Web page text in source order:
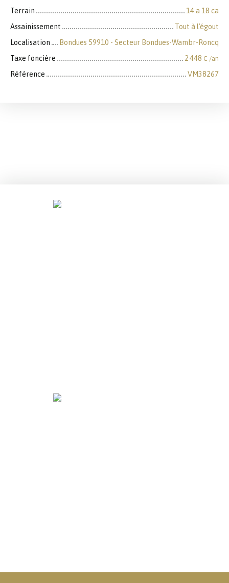
Terrain
14 a 18 ca
Assainissement
Tout à l'égout
Localisation
Bondues 59910 - Secteur Bondues-Wambr-Roncq
Taxe foncière
2 448 € /an
Référence VM38267